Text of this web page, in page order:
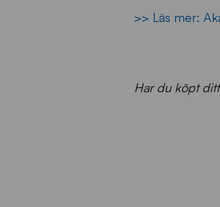
>> Läs mer:
Har du köpt